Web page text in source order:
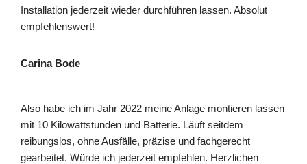
Installation jederzeit wieder durchführen lassen. Absolut
empfehlenswert!
Carina Bode
Also habe ich im Jahr 2022 meine Anlage montieren lassen
mit 10 Kilowattstunden und Batterie. Läuft seitdem
reibungslos, ohne Ausfälle, präzise und fachgerecht
gearbeitet. Würde ich jederzeit empfehlen. Herzlichen